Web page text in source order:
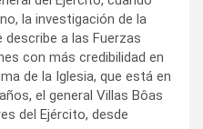
la investigación de la
describe a las Fuerzas
con más credibilidad en
de la Iglesia, que está en
el general Villas Bôas
del Ejército, desde